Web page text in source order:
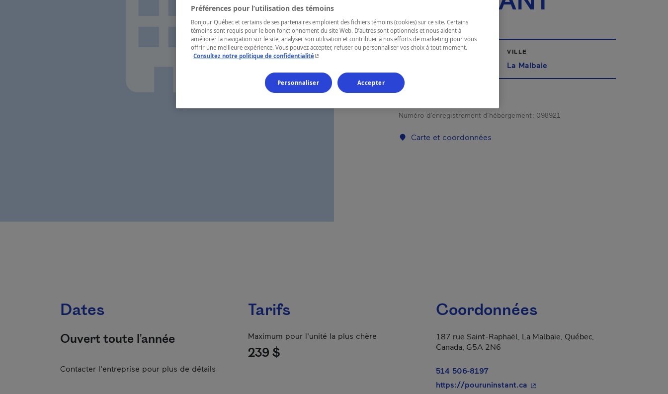
RÉGION VILLE
La Malbaie
Numéro d’enregistrement d’hébergement : 098921
Carte et coordonnées
Dates
Ouvert toute l'année
Contacter l'entreprise pour plus de détails
Tarifs
Maximum pour l'unité la plus chère
239 $
Coordonnées
187 rue Saint-Raphaël, La Malbaie, Québec,
Canada, G5A 2N6
514 506-8197
https://pouruninstant.ca - Cet hyperlien s'ouvrira dans une
Préférences pour l’utilisation des témoins
Bonjour Québec et certains de ses partenaires emploient des fichiers témoins (cookies) sur ce site. Certains
témoins sont requis pour le bon fonctionnement du site Web. D’autres sont optionnels et nous aident à
améliorer la navigation sur le site, analyser son utilisation et contribuer à nos efforts de marketing pour vous
offrir une meilleure expérience. Vous pouvez accepter, refuser ou personnaliser vos choix à tout moment.
Consultez notre politique de confidentialité- Cet hyperlien s'ouvrira dans une nouvelle fenêtre.
Personnaliser Accepter